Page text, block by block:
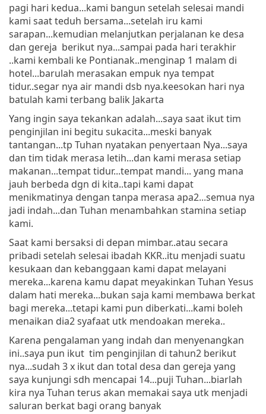
pagi hari kedua...kami bangun setelah selesai mandi
kami saat teduh bersama...setelah iru kami
sarapan...kemudian melanjutkan perjalanan ke desa
dan gereja berikut nya...sampai pada hari terakhir
..kami kembali ke Pontianak..menginap 1 malam di
hotel...barulah merasakan empuk nya tempat
tidur..segar nya air mandi dsb nya.keesokan hari nya
batulah kami terbang balik Jakarta
Yang ingin saya tekankan adalah...saya saat ikut tim
penginjilan ini begitu sukacita...meski banyak
tantangan...tp Tuhan nyatakan penyertaan Nya...saya
dan tim tidak merasa letih...dan kami merasa setiap
makanan...tempat tidur...tempat mandi... yang mana
jauh berbeda dgn di kita..tapi kami dapat
menikmatinya dengan tanpa merasa apa2...semua nya
jadi indah...dan Tuhan menambahkan stamina setiap
kami.
Saat kami bersaksi di depan mimbar..atau secara
pribadi setelah selesai ibadah KKR..itu menjadi suatu
kesukaan dan kebanggaan kami dapat melayani
mereka...karena kamu dapat meyakinkan Tuhan Yesus
dalam hati mereka...bukan saja kami membawa berkat
bagi mereka...tetapi kami pun diberkati...kami boleh
menaikan dia2 syafaat utk mendoakan mereka..
Karena pengalaman yang indah dan menyenangkan
ini..saya pun ikut tim penginjilan di tahun2 berikut
nya...sudah 3 x ikut dan total desa dan gereja yang
saya kunjungi sdh mencapai 14...puji Tuhan...biarlah
kira nya Tuhan terus akan memakai saya utk menjadi
saluran berkat bagi orang banyak